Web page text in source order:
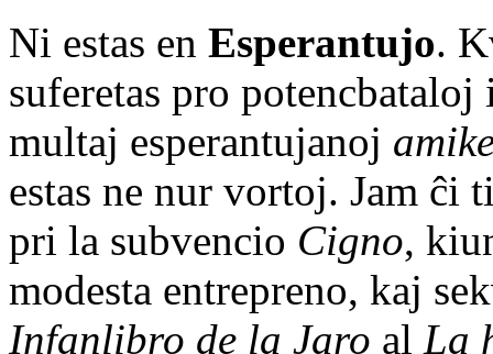
Ni estas en Esperantujo.
suferetas pro
multaj esperantujanoj
estas ne nur vortoj. Jam ĉi
pri la subvencio Cigno,
modesta entrepreno, kaj
Infanlibro de la Jaro al La